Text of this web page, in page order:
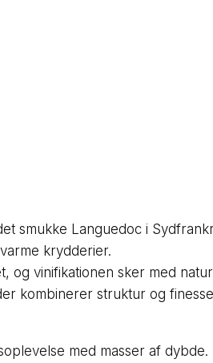
smukke Languedoc i
krydderier.
og vinifikationen sker med
kombinerer struktur og
med masser af dybde.